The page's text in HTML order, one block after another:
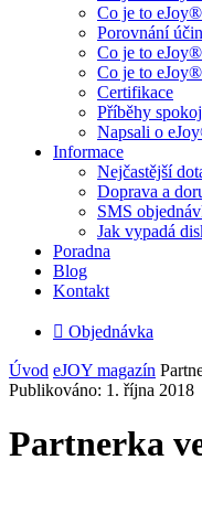
Co je to
Porovnání
Co je to
Co je to
Certifikace
Příběhy
Napsali o
Informace
Nejčastější
Doprava a
SMS
Jak vypadá
Poradna
Blog
Kontakt
 Objednávka
Úvod eJOY magazín
Publikováno: 1. října 2018
Partnerka